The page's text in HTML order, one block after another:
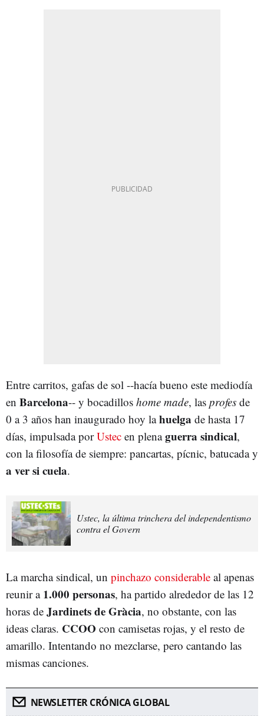
Entre carritos, gafas de sol --hacía bueno este mediodía
en Barcelona-- y bocadillos home made, las profes de
0 a 3 años han inaugurado hoy lahuelga de hasta 17
días, impulsada porUstec en plenaguerra sindical,
con la filosofía de siempre: pancartas, pícnic, batucada y
a ver si cuela.
Ustec, la última trinchera del independentismo
contra el Govern
La marcha sindical, un pinchazo considerable al apenas
reunir a 1.000 personas, ha partido alrededor de las 12
horas de Jardinets de Gràcia, no obstante, con las
ideas claras. CCOO con camisetas rojas, y el resto de
amarillo. Intentando no mezclarse, pero cantando las
mismas canciones.
NEWSLETTER CRÓNICA GLOBAL